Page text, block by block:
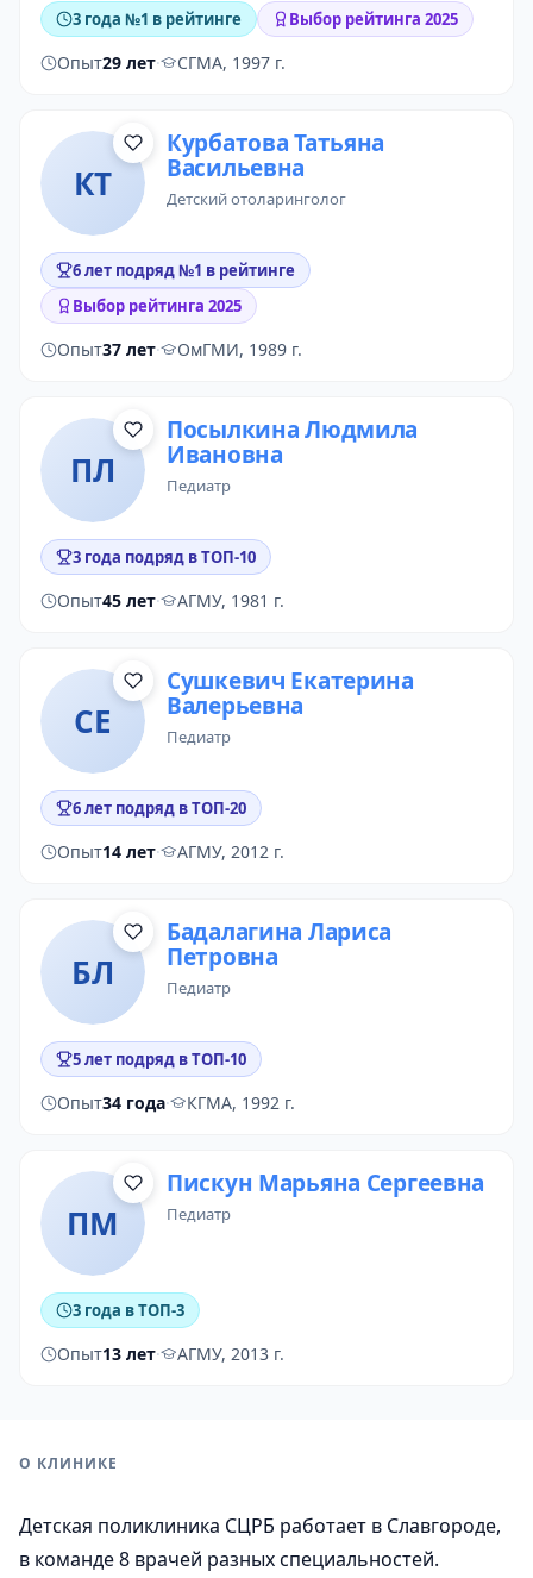
3 года №1 в рейтинге Выбор рейтинга 2025
Опыт29 лет· СГМА, 1997 г.
КТ
Курбатова Татьяна
Васильевна
детский отоларинголог
6 лет подряд №1 в рейтинге
Выбор рейтинга 2025
Опыт37 лет· ОмГМИ, 1989 г.
ПЛ
Посылкина Людмила
Ивановна
педиатр
3 года подряд в ТОП-10
Опыт45 лет· АГМУ, 1981 г.
СЕ
Сушкевич Екатерина
Валерьевна
педиатр
6 лет подряд в ТОП-20
Опыт14 лет· АГМУ, 2012 г.
БЛ
Бадалагина Лариса
Петровна
педиатр
5 лет подряд в ТОП-10
Опыт34 года· КГМА, 1992 г.
ПМ
Пискун Марьяна Сергеевна
педиатр
3 года в ТОП-3
Опыт13 лет· АГМУ, 2013 г.
О КЛИНИКЕ
Детская поликлиника СЦРБ работает в Славгороде,
в команде 8 врачей разных специальностей.